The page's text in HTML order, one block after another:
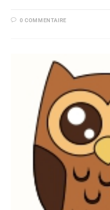
0 COMMENTAIRE